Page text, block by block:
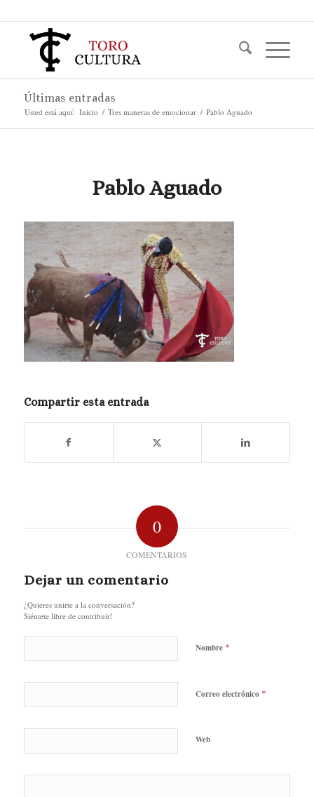
Últimas entradas
Usted está aquí: Inicio / Tres maneras de emocionar / Pablo Aguado
Pablo Aguado
Compartir esta entrada
0
COMENTARIOS
Dejar un comentario
¿Quieres unirte a la conversación?
Siéntete libre de contribuir!
Nombre *
Correo electrónico *
Web